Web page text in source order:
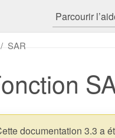
SAR
documentation 3.3 a